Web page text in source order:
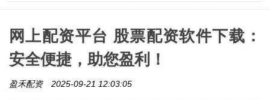
网上配资平台 股票配资软件下载：
安全便捷，助您盈利！
盈禾配资 2025-09-21 12:03:05